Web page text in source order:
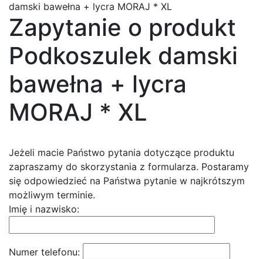
damski bawełna + lycra MORAJ * XL
Zapytanie o produkt
Podkoszulek damski
bawełna + lycra
MORAJ * XL
Jeżeli macie Państwo pytania dotyczące produktu
zapraszamy do skorzystania z formularza. Postaramy
się odpowiedzieć na Państwa pytanie w najkrótszym
możliwym terminie.
Imię i nazwisko:
Numer telefonu: